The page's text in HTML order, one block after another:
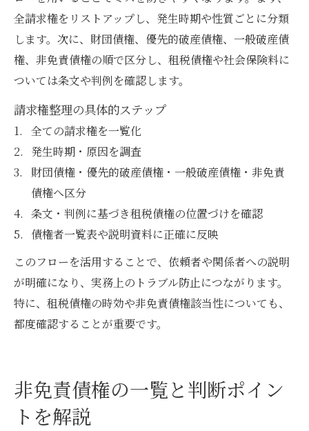
全請求権をリストアップし、発生時期や性質ごとに分類
します。次に、財団債権、優先的破産債権、一般破産債
権、非免責債権の順で区分し、租税債権や社会保険料に
ついては条文や判例を確認します。
請求権整理の具体的ステップ
全ての請求権を一覧化
発生時期・原因を調査
財団債権・優先的破産債権・一般破産債権・非免責
債権へ区分
条文・判例に基づき租税債権の位置づけを確認
債権者一覧表や説明資料に正確に反映
このフローを活用することで、依頼者や関係者への説明
が明確になり、実務上のトラブル防止につながります。
特に、租税債権の時効や非免責債権該当性についても、
都度確認することが重要です。
非免責債権の一覧と判断ポイン
トを解説